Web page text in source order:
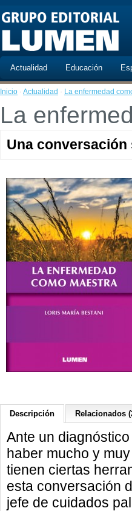
Actualidad Educación
Inicio · Actualidad · La enfermedad
La
Una
Descripción Relacionados
Ante un
haber mucho y
tienen ciertas
esta conversación
jefe de cuidados